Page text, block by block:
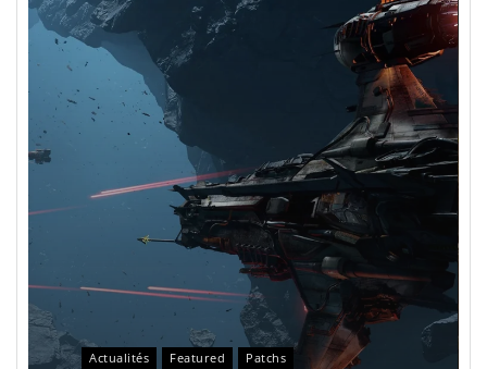
Actualités Featured Patchs